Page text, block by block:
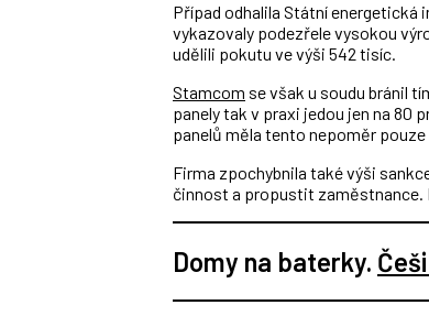
Případ odhalila Státní energetická
vykazovaly podezřele vysokou
udělili pokutu ve výši 542 tisíc.
Stamcom se však u soudu bránil
panely tak v praxi jedou jen na 80
panelů měla tento nepoměr
Firma zpochybnila také výši
činnost a propustit zaměstnance.
Domy na baterky.